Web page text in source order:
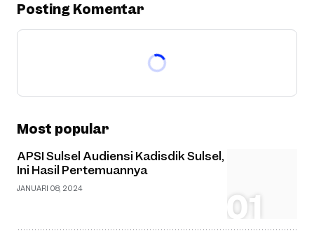
Posting Komentar
Most popular
APSI Sulsel Audiensi Kadisdik Sulsel,
Ini Hasil Pertemuannya
JANUARI 08, 2024